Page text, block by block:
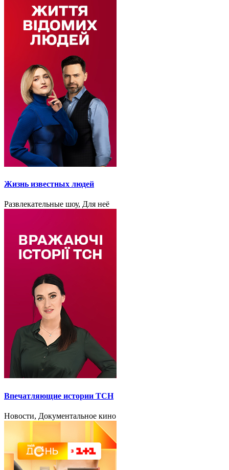
Жизнь известных людей
Развлекательные шоу, Для неё
Впечатляющие истории ТСН
Новости, Документальное кино